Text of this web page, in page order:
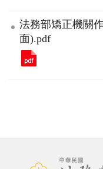
法務部矯正機關
面).pdf